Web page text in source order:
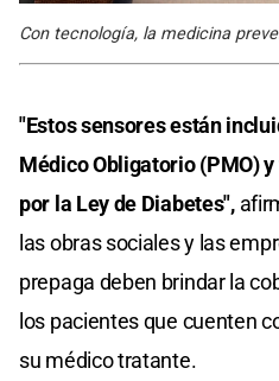
Con tecnología, la medicina
"Estos sensores están
Médico Obligatorio (PMO)
por la Ley de Diabetes",
las obras sociales y las
prepaga deben brindar la
los pacientes que cuenten
su médico tratante.